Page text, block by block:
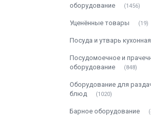
оборудование 1456
Уценённые товары 19
Посуда и утварь кухонная
Посудомоечное и
оборудование
848
Оборудование для
блюд
1020
Барное оборудование